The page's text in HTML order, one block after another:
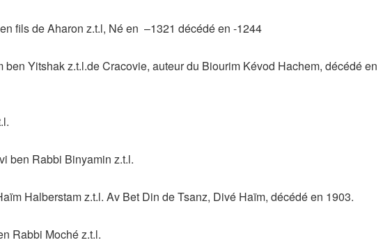
fils de Aharon z.t.l, Né en –1321 décédé en -1244
ben Yitshak z.t.l.de Cracovie, auteur du Biourim Kévod Hachem, décédé en
ben Rabbi Binyamin z.t.l.
Halberstam z.t.l. Av Bet Din de Tsanz, Divé Haïm, décédé en 1903.
Rabbi Moché z.t.l.